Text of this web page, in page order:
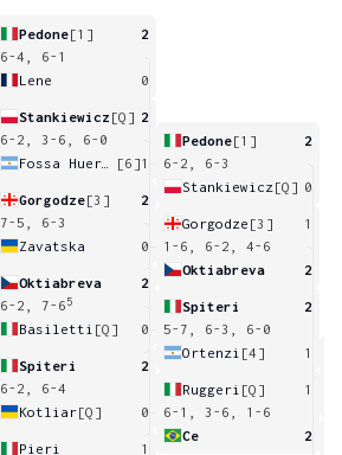
Pedone[1]
2
6-4, 6-1
Lene
0
Stankiewicz [Q] 2
6-2, 3-6, 6-0
[6]1
Gorgodze[3]
2
7-5, 6-3
Zavatska
0
Oktiabreva
2
6-2, 7-6 5
Basiletti [Q] 0
Spiteri
2
6-2, 6-4
Kotliar[Q] 0
Pieri
1
Pedone[1]
2
6-2, 6-3
Stankiewicz [Q] 0
Gorgodze [3]
1
1-6, 6-2, 4-6
Oktiabreva
2
Spiteri
2
5-7, 6-3, 6-0
Ortenzi [4] 1
Ruggeri [Q]
1
6-1, 3-6, 1-6
Ce
2